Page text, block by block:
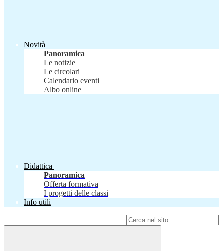
Novità
Panoramica
Le notizie
Le circolari
Calendario eventi
Albo online
Didattica
Panoramica
Offerta formativa
I progetti delle classi
Info utili